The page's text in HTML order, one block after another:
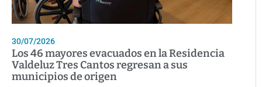
30/07/2026
Los 46 mayores evacuados en la Residencia
Valdeluz Tres Cantos regresan a sus
municipios de origen